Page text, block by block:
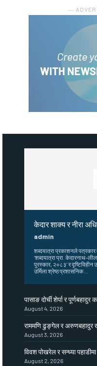
―
केदार शाक्य र नीरा
admin
शब्दयात्रा प्रकाशनले
‘शब्दयात्रा प्रा.
पुरस्कार, २०८३’ र दृष्टिविहीन
उर्मिला श्रेष्ठ प्रशासनिक...
पासाङ दोर्ची शेर्पा र पूर्णबहादुर
August 4, 2026
राममणि ढुङ्गेल र अरुणबहादुर
August 3, 2026
विवश पोखरेल र सन्ध्या
August 2, 2026